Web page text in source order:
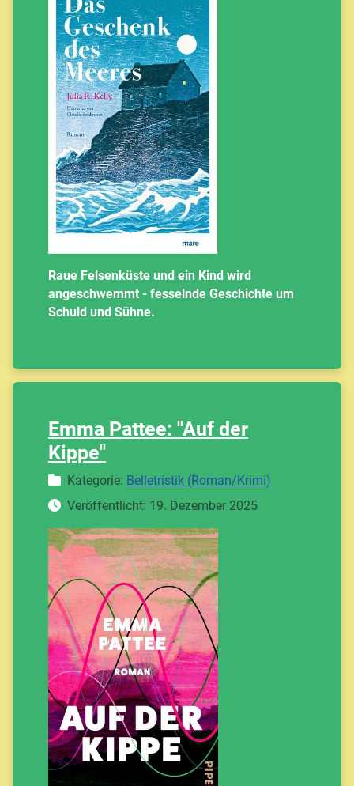
Raue Felsenküste und ein Kind wird
angeschwemmt - fesselnde Geschichte um
Schuld und Sühne.
Emma Pattee: "Auf der
Kippe"
DetailsKategorie: Belletristik (Roman/Krimi)
Veröffentlicht: 19. Dezember 2025